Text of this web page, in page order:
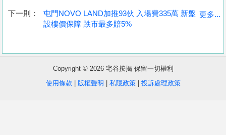
收
盤
下一則：
屯門NOVO LAND加推93伙 入場費335萬 新盤
設樓價保障 跌市最多賠5%
更多...
Copyright © 2026 宅谷按揭 保留一切權利
使用條款
版權聲明 私隱政策| 投訴處理政策